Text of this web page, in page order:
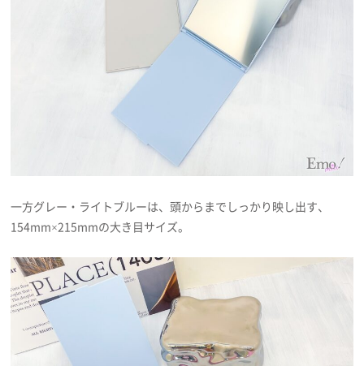
一方グレー・ライトブルーは、頭からまでしっかり映し出す、
154mm×215mmの大き目サイズ。